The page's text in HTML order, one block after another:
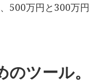
500万円と300万
のツール